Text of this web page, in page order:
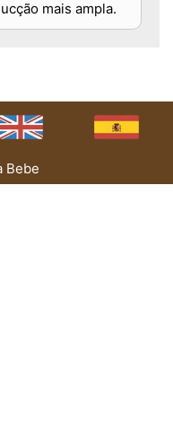
mais ampla.
Bebe